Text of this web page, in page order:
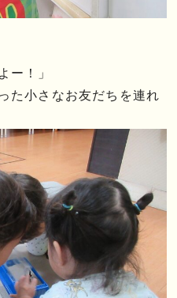
ー！」
た小さなお友だちを連れ